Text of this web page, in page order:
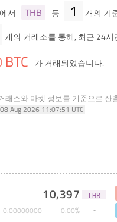
서 THB 등 1
개의 기
개의 거래소를 통해, 최근 24
BTC 가 거래되었습니다.
래소와 마켓 정보를 기준으로 산
Aug 2026 11:07:51 UTC
10,397 THB
0.00000000 0.00%